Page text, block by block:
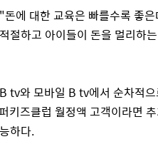
"돈에 대한 교육은 빠를수록 좋
절하고 아이들이 돈을 멀리하
B tv와 모바일 B tv에서 순차적
키즈클럽 월정액 고객이라면
하다.